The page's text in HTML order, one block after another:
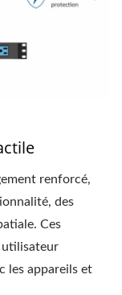
renforcé,
des
Ces
utilisateur
les appareils et